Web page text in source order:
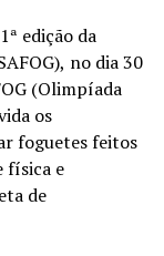
1ª edição da
no dia30
(Olimpíada
os
foguetes feitos
física e
de